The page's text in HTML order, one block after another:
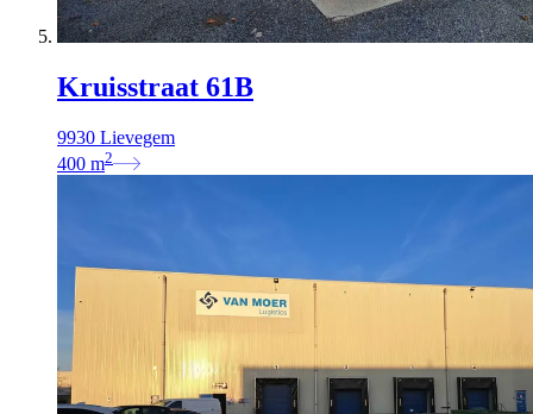
Kruisstraat 61B
9930 Lievegem
400 m2